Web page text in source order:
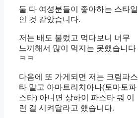
둘 다 여성분들이 좋아하는 스타일
인 것 같았습니다.
저는 배도 불렀고 먹다보니 너무
느끼해서 많이 먹지는 못했습니다
ㅋㅋ
다음에 또 가게되면 저는 크림파스
타 말고 아마트리치아나(토마토파
스타) 아니면 상하이 파스타 뭐 이
런 걸 시켜달라고 했습니다.